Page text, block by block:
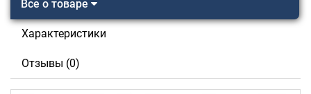
Все о товаре
Характеристики
Отзывы (0)